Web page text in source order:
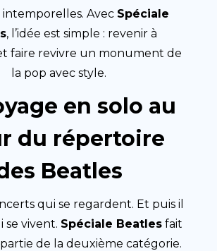
intemporelles. Avec Spéciale
, l’idée est simple : revenir à
et faire revivre un monument de
la pop avec style.
en solo au
du répertoire
Beatles
qui se regardent. Et puis il
se vivent. Spéciale Beatlesfait
de la deuxième catégorie.